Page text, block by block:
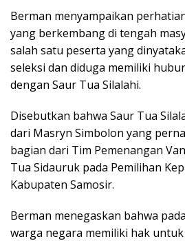
Berman menyampaikan
yang berkembang di tengah
salah satu peserta yang
seleksi dan diduga memiliki
dengan Saur Tua Silalahi.
Disebutkan bahwa Saur Tua
dari Masryn Simbolon yang
bagian dari Tim Pemenangan
Tua Sidauruk pada Pemilihan
Kabupaten Samosir.
Berman menegaskan bahwa
warga negara memiliki hak